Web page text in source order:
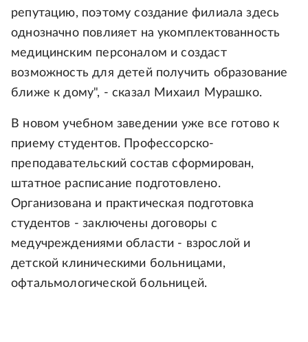
репутацию, поэтому создание филиала здесь
однозначно повлияет на укомплектованность
медицинским персоналом и создаст
возможность для детей получить образование
ближе к дому", - сказал Михаил Мурашко.
В новом учебном заведении уже все готово к
приему студентов. Профессорско-
преподавательский состав сформирован,
штатное расписание подготовлено.
Организована и практическая подготовка
студентов - заключены договоры с
медучреждениями области - взрослой и
детской клиническими больницами,
офтальмологической больницей.